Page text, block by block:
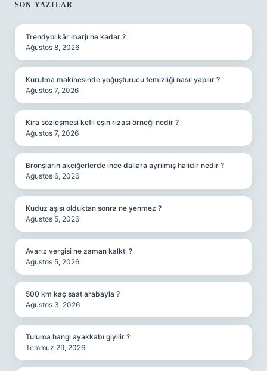
SIDEBAR
SON YAZILAR
Trendyol kâr marjı ne kadar ?
Ağustos 8, 2026
Kurutma makinesinde yoğuşturucu temizliği nasıl yapılır ?
Ağustos 7, 2026
Kira sözleşmesi kefil eşin rızası örneği nedir ?
Ağustos 7, 2026
Bronşların akciğerlerde ince dallara ayrılmış halidir nedir ?
Ağustos 6, 2026
Kuduz aşısı olduktan sonra ne yenmez ?
Ağustos 5, 2026
Avarız vergisi ne zaman kalktı ?
Ağustos 5, 2026
500 km kaç saat arabayla ?
Ağustos 3, 2026
Tuluma hangi ayakkabı giyilir ?
Temmuz 29, 2026